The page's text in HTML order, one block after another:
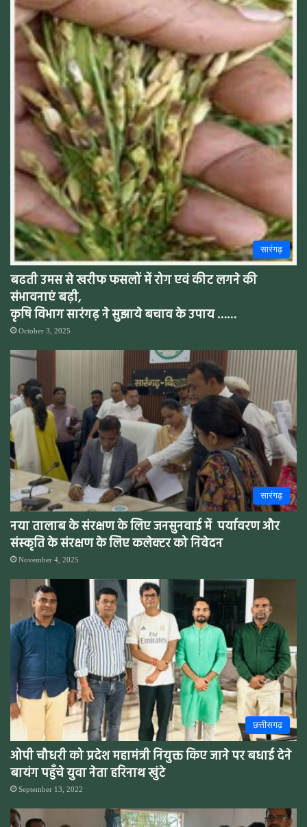
सारंगढ़
बढती उमस से खरीफ फसलों में रोग एवं कीट लगने की
संभावनाएं बढ़ी,
कृषि विभाग सारंगढ़ ने सुझाये बचाव के उपाय ……
October 3, 2025
सारंगढ़
नया तालाब के संरक्षण के लिए जनसुनवाई में पर्यावरण और
संस्कृति के संरक्षण के लिए कलेक्टर को निवेदन
November 4, 2025
छत्तीसगढ़
ओपी चौधरी को प्रदेश महामंत्री नियुक्त किए जाने पर बधाई देने
बायंग पहुँचे युवा नेता हरिनाथ खुंटे
September 13, 2022